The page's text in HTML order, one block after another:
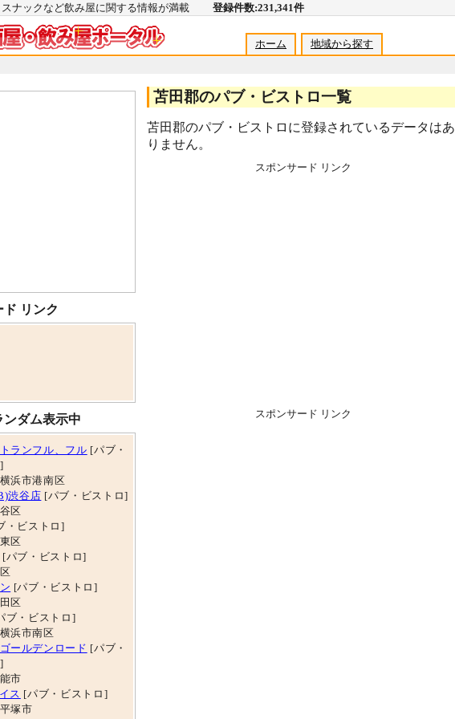
スナックなど飲み屋に関する情報が満載 登録件数:231,341件
ホーム 地域から探す
苫田郡のパブ・ビストロ一覧
苫田郡のパブ・ビストロに登録されているデータはあ
りません。
スポンサード リンク
スポンサード リンク
ド リンク
ンダム表示中
ランフル、フル [パブ・
浜市港南区
渋谷店 [パブ・ビストロ]
区
・ビストロ]
区
[パブ・ビストロ]
[パブ・ビストロ]
区
ブ・ビストロ]
浜市南区
ールデンロード [パブ・
市
ス [パブ・ビストロ]
塚市